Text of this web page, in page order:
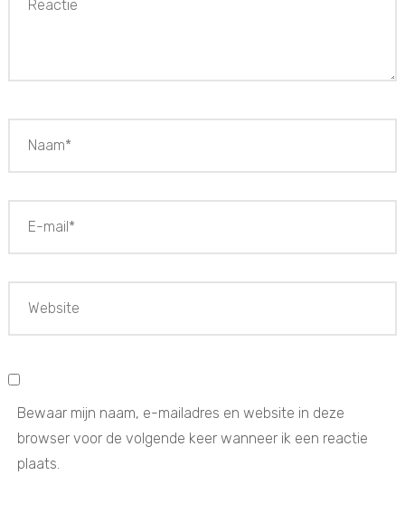
Bewaar mijn naam, e-mailadres en website in deze
browser voor de volgende keer wanneer ik een reactie
plaats.